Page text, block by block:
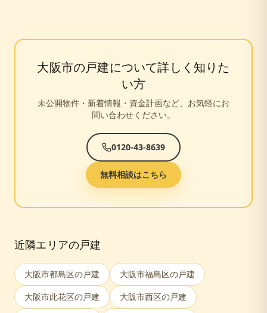
大阪市の戸建について詳しく知りた
い方
未公開物件・新着情報・資金計画など、お気軽にお
問い合わせください。
0120-43-8639
無料相談はこちら
近隣エリアの戸建
大阪市都島区の戸建 大阪市福島区の戸建
大阪市此花区の戸建 大阪市西区の戸建